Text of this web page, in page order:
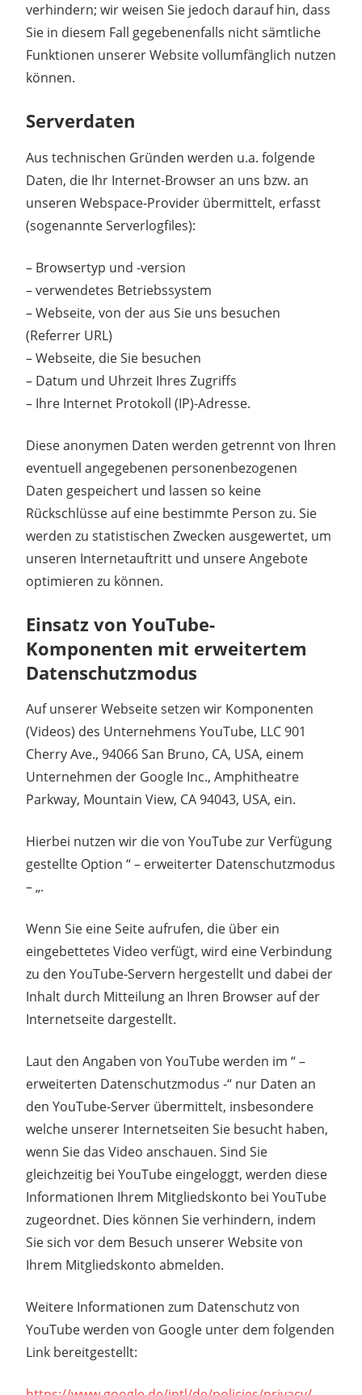
verhindern; wir weisen Sie jedoch darauf hin, dass
Sie in diesem Fall gegebenenfalls nicht sämtliche
Funktionen unserer Website vollumfänglich nutzen
können.
Serverdaten
Aus technischen Gründen werden u.a. folgende
Daten, die Ihr Internet-Browser an uns bzw. an
unseren Webspace-Provider übermittelt, erfasst
(sogenannte Serverlogfiles):
– Browsertyp und -version
– verwendetes Betriebssystem
– Webseite, von der aus Sie uns besuchen
(Referrer URL)
– Webseite, die Sie besuchen
– Datum und Uhrzeit Ihres Zugriffs
– Ihre Internet Protokoll (IP)-Adresse.
Diese anonymen Daten werden getrennt von Ihren
eventuell angegebenen personenbezogenen
Daten gespeichert und lassen so keine
Rückschlüsse auf eine bestimmte Person zu. Sie
werden zu statistischen Zwecken ausgewertet, um
unseren Internetauftritt und unsere Angebote
optimieren zu können.
Einsatz von YouTube-
Komponenten mit erweitertem
Datenschutzmodus
Auf unserer Webseite setzen wir Komponenten
(Videos) des Unternehmens YouTube, LLC 901
Cherry Ave., 94066 San Bruno, CA, USA, einem
Unternehmen der Google Inc., Amphitheatre
Parkway, Mountain View, CA 94043, USA, ein.
Hierbei nutzen wir die von YouTube zur Verfügung
gestellte Option “ – erweiterter Datenschutzmodus
– „.
Wenn Sie eine Seite aufrufen, die über ein
eingebettetes Video verfügt, wird eine Verbindung
zu den YouTube-Servern hergestellt und dabei der
Inhalt durch Mitteilung an Ihren Browser auf der
Internetseite dargestellt.
Laut den Angaben von YouTube werden im “ –
erweiterten Datenschutzmodus -“ nur Daten an
den YouTube-Server übermittelt, insbesondere
welche unserer Internetseiten Sie besucht haben,
wenn Sie das Video anschauen. Sind Sie
gleichzeitig bei YouTube eingeloggt, werden diese
Informationen Ihrem Mitgliedskonto bei YouTube
zugeordnet. Dies können Sie verhindern, indem
Sie sich vor dem Besuch unserer Website von
Ihrem Mitgliedskonto abmelden.
Weitere Informationen zum Datenschutz von
YouTube werden von Google unter dem folgenden
Link bereitgestellt: